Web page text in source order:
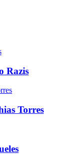
Razis
Torres